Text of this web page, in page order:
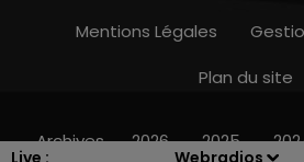
Live : Webradios
15h00 - 19h00
Mentions Légales
Plan du site
Archives 2026 2025